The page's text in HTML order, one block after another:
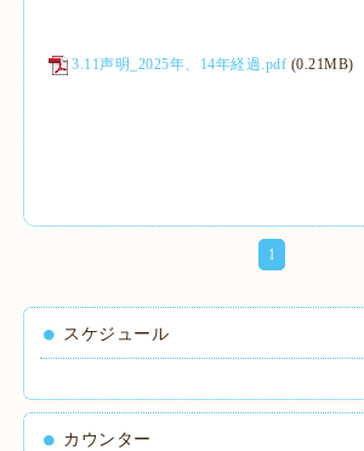
3.11声明_2025年、14年経過.pdf (0.21MB)
1
スケジュール
カウンター